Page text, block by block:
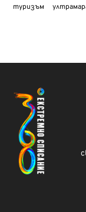
туризъм